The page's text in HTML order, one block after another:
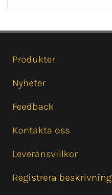
Produkter
Nyheter
Feedback
Kontakta oss
Leveransvillkor
Registrera beskrivning